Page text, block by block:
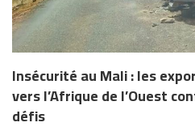
Insécurité au Mali : les
vers l’Afrique de l’Ouest
défis